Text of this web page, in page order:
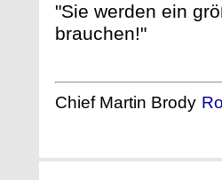
"Sie werden ein
brauchen!"
Chief Martin Brody